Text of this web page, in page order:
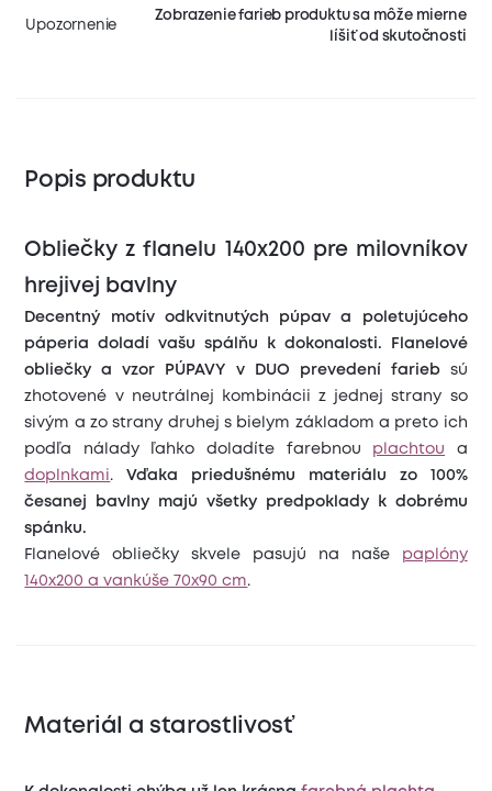
Upozornenie
Zobrazenie farieb produktu sa môže mierne
líšiť od skutočnosti
Popis produktu
Obliečky z flanelu 140x200 pre milovníkov
hrejivej bavlny
Decentný motív odkvitnutých púpav a poletujúceho
páperia doladí vašu spálňu k dokonalosti.
Flanelové
obliečky a vzor PÚPAVY v DUO prevedení farieb sú
zhotovené v neutrálnej kombinácii z jednej strany so
sivým a zo strany druhej s bielym základom a preto ich
podľa nálady ľahko doladíte farebnou plachtou a
doplnkami.Vďaka priedušnému materiálu zo 100%
česanej bavlny majú všetky predpoklady k dobrému
spánku.
Flanelové obliečky skvele pasujú na naše
paplóny
140x200 a vankúše 70x90 cm.
Materiál a starostlivosť